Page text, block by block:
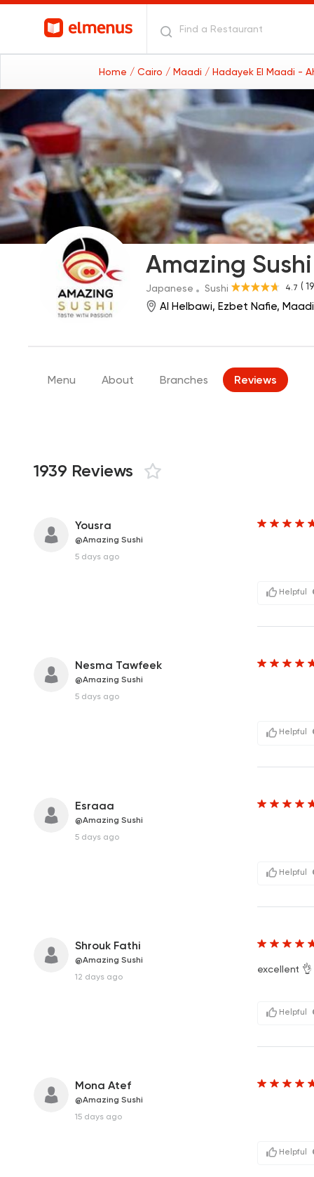
Home / Cairo / Maadi / Hadayek El Maadi -
Amazing Sushi
4.7 (
Japanese Sushi
Al Helbawi, Ezbet Nafie, Maadi
Menu About Branches Reviews
1939 Reviews
Yousra
@Amazing Sushi
5 days ago
Helpful
Nesma Tawfeek
@Amazing Sushi
5 days ago
Helpful
Esraaa
@Amazing Sushi
5 days ago
Helpful
Shrouk Fathi
@Amazing Sushi
12 days ago
excellent 👌‎
Helpful
Mona Atef
@Amazing Sushi
15 days ago
Helpful